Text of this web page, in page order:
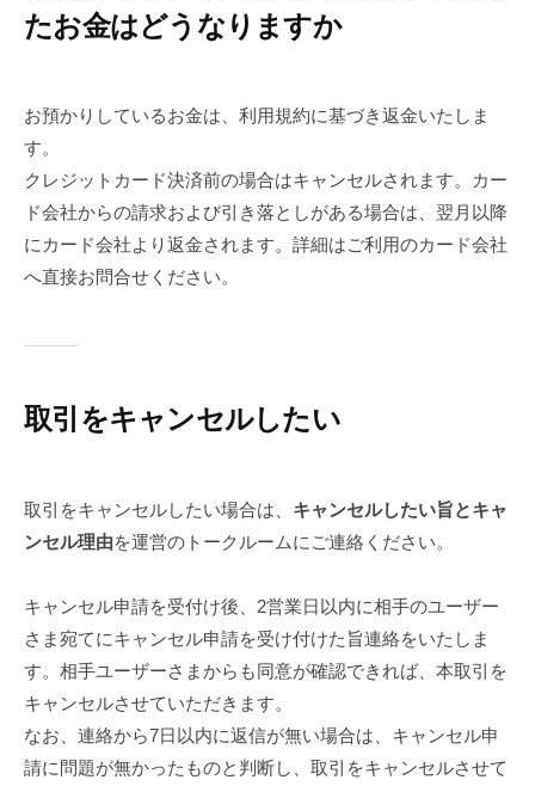
たお金はどうなりますか
お預かりしているお金は、利用規約に基づき返金いたしま
す。
クレジットカード決済前の場合はキャンセルされます。カー
ド会社からの請求および引き落としがある場合は、翌月以降
にカード会社より返金されます。詳細はご利用のカード会社
へ直接お問合せください。
取引をキャンセルしたい
取引をキャンセルしたい場合は、 キャンセルしたい旨とキャ
ンセル理由を運営のトークルームにご連絡ください。
キャンセル申請を受付け後、2営業日以内に相手のユーザー
さま宛てにキャンセル申請を受け付けた旨連絡をいたしま
す。相手ユーザーさまからも同意が確認できれば、本取引を
キャンセルさせていただきます。
なお、連絡から7日以内に返信が無い場合は、キャンセル申
請に問題が無かったものと判断し、取引をキャンセルさせて